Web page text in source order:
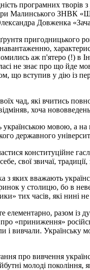
програмних творів
Малинського
Довженка
пригодницького
аж п'ятеро (!)
не знає про що йде
що вступив у дію із
чад, які вчитись
хоча
мовою, а
державного
конституційне
свої звичаї, традиції,
з яких вважають
у столицю, бо в
тих часів, які нині
разом із
«приниження»
і вивчали.
про вивчення
молоді